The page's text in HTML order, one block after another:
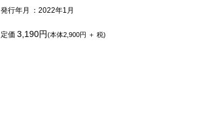
発行年月 ：2022年1月
定価 3,190円(本体2,900円 ＋ 税)